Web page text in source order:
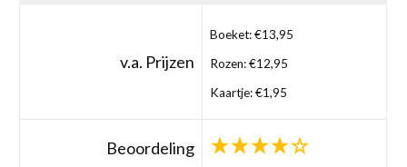
v.a. Prijzen
Boeket: €13,95
Rozen: €12,95
Kaartje: €1,95
Beoordeling